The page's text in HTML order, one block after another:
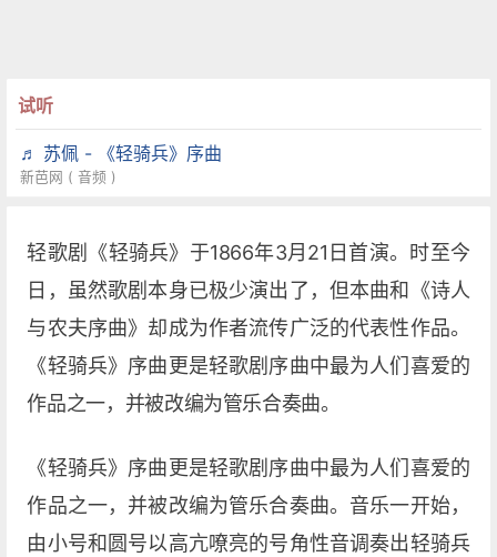
试听
♬ 苏佩 - 《轻骑兵》序曲
新芭网 ( 音频 )
轻歌剧《轻骑兵》于1866年3月21日首演。时至今
日，虽然歌剧本身已极少演出了，但本曲和《诗人
与农夫序曲》却成为作者流传广泛的代表性作品。
《轻骑兵》序曲更是轻歌剧序曲中最为人们喜爱的
作品之一，并被改编为管乐合奏曲。
《轻骑兵》序曲更是轻歌剧序曲中最为人们喜爱的
作品之一，并被改编为管乐合奏曲。音乐一开始，
由小号和圆号以高亢嘹亮的号角性音调奏出轻骑兵